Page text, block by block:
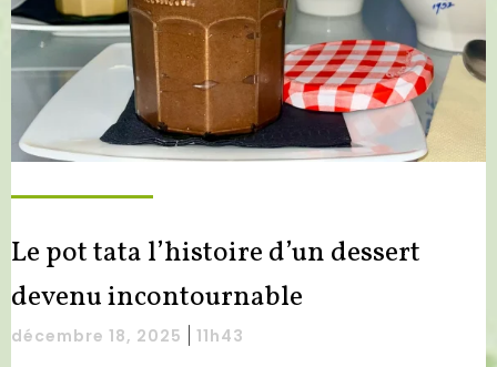
Le pot tata l’histoire d’un dessert
devenu incontournable
décembre 18, 2025 11h43